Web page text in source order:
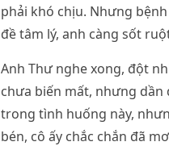
phải khó chịu. Nhưng
đề tâm lý, anh càng sốt
Anh Thư nghe xong, đột
chưa biến mất, nhưng dần
trong tình huống này,
bén, cô ấy chắc chắn đã